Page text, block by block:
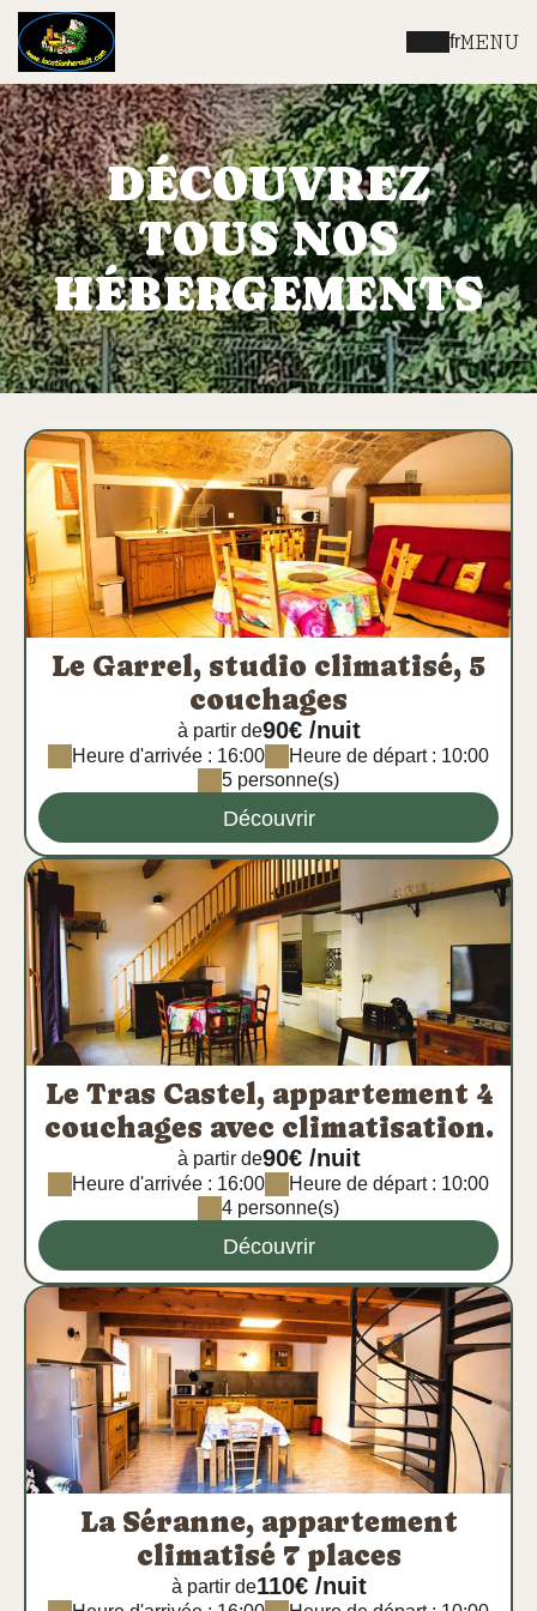
frMENU
DÉCOUVREZ
TOUS NOS
HÉBERGEMENTS
Le Garrel, studio climatisé, 5
couchages
à partir de90€ /nuit
Heure d'arrivée : 16:00
Heure de départ : 10:00
5 personne(s)
Découvrir
Le Tras Castel, appartement 4
couchages avec climatisation.
à partir de90€ /nuit
Heure d'arrivée : 16:00
Heure de départ : 10:00
4 personne(s)
Découvrir
La Séranne, appartement
climatisé 7 places
à partir de110€ /nuit